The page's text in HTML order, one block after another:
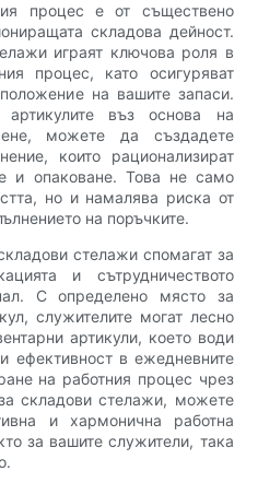
процес е от съществено
складова дейност.
играят ключова роля в
процес, като осигуряват
на вашите запаси.
артикулите въз основа на
можете да създадете
които рационализират
и опаковане. Това не само
но и намалява риска от
на поръчките.
стелажи спомагат за
и сътрудничеството
С определено място за
служителите могат лесно
артикули, което води
ефективност в ежедневните
на работния процес чрез
складови стелажи, можете
и хармонична работна
за вашите служители, така